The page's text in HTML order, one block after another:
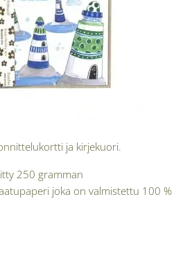
ja kirjekuori.
250 gramman
joka on valmistettu 100 %